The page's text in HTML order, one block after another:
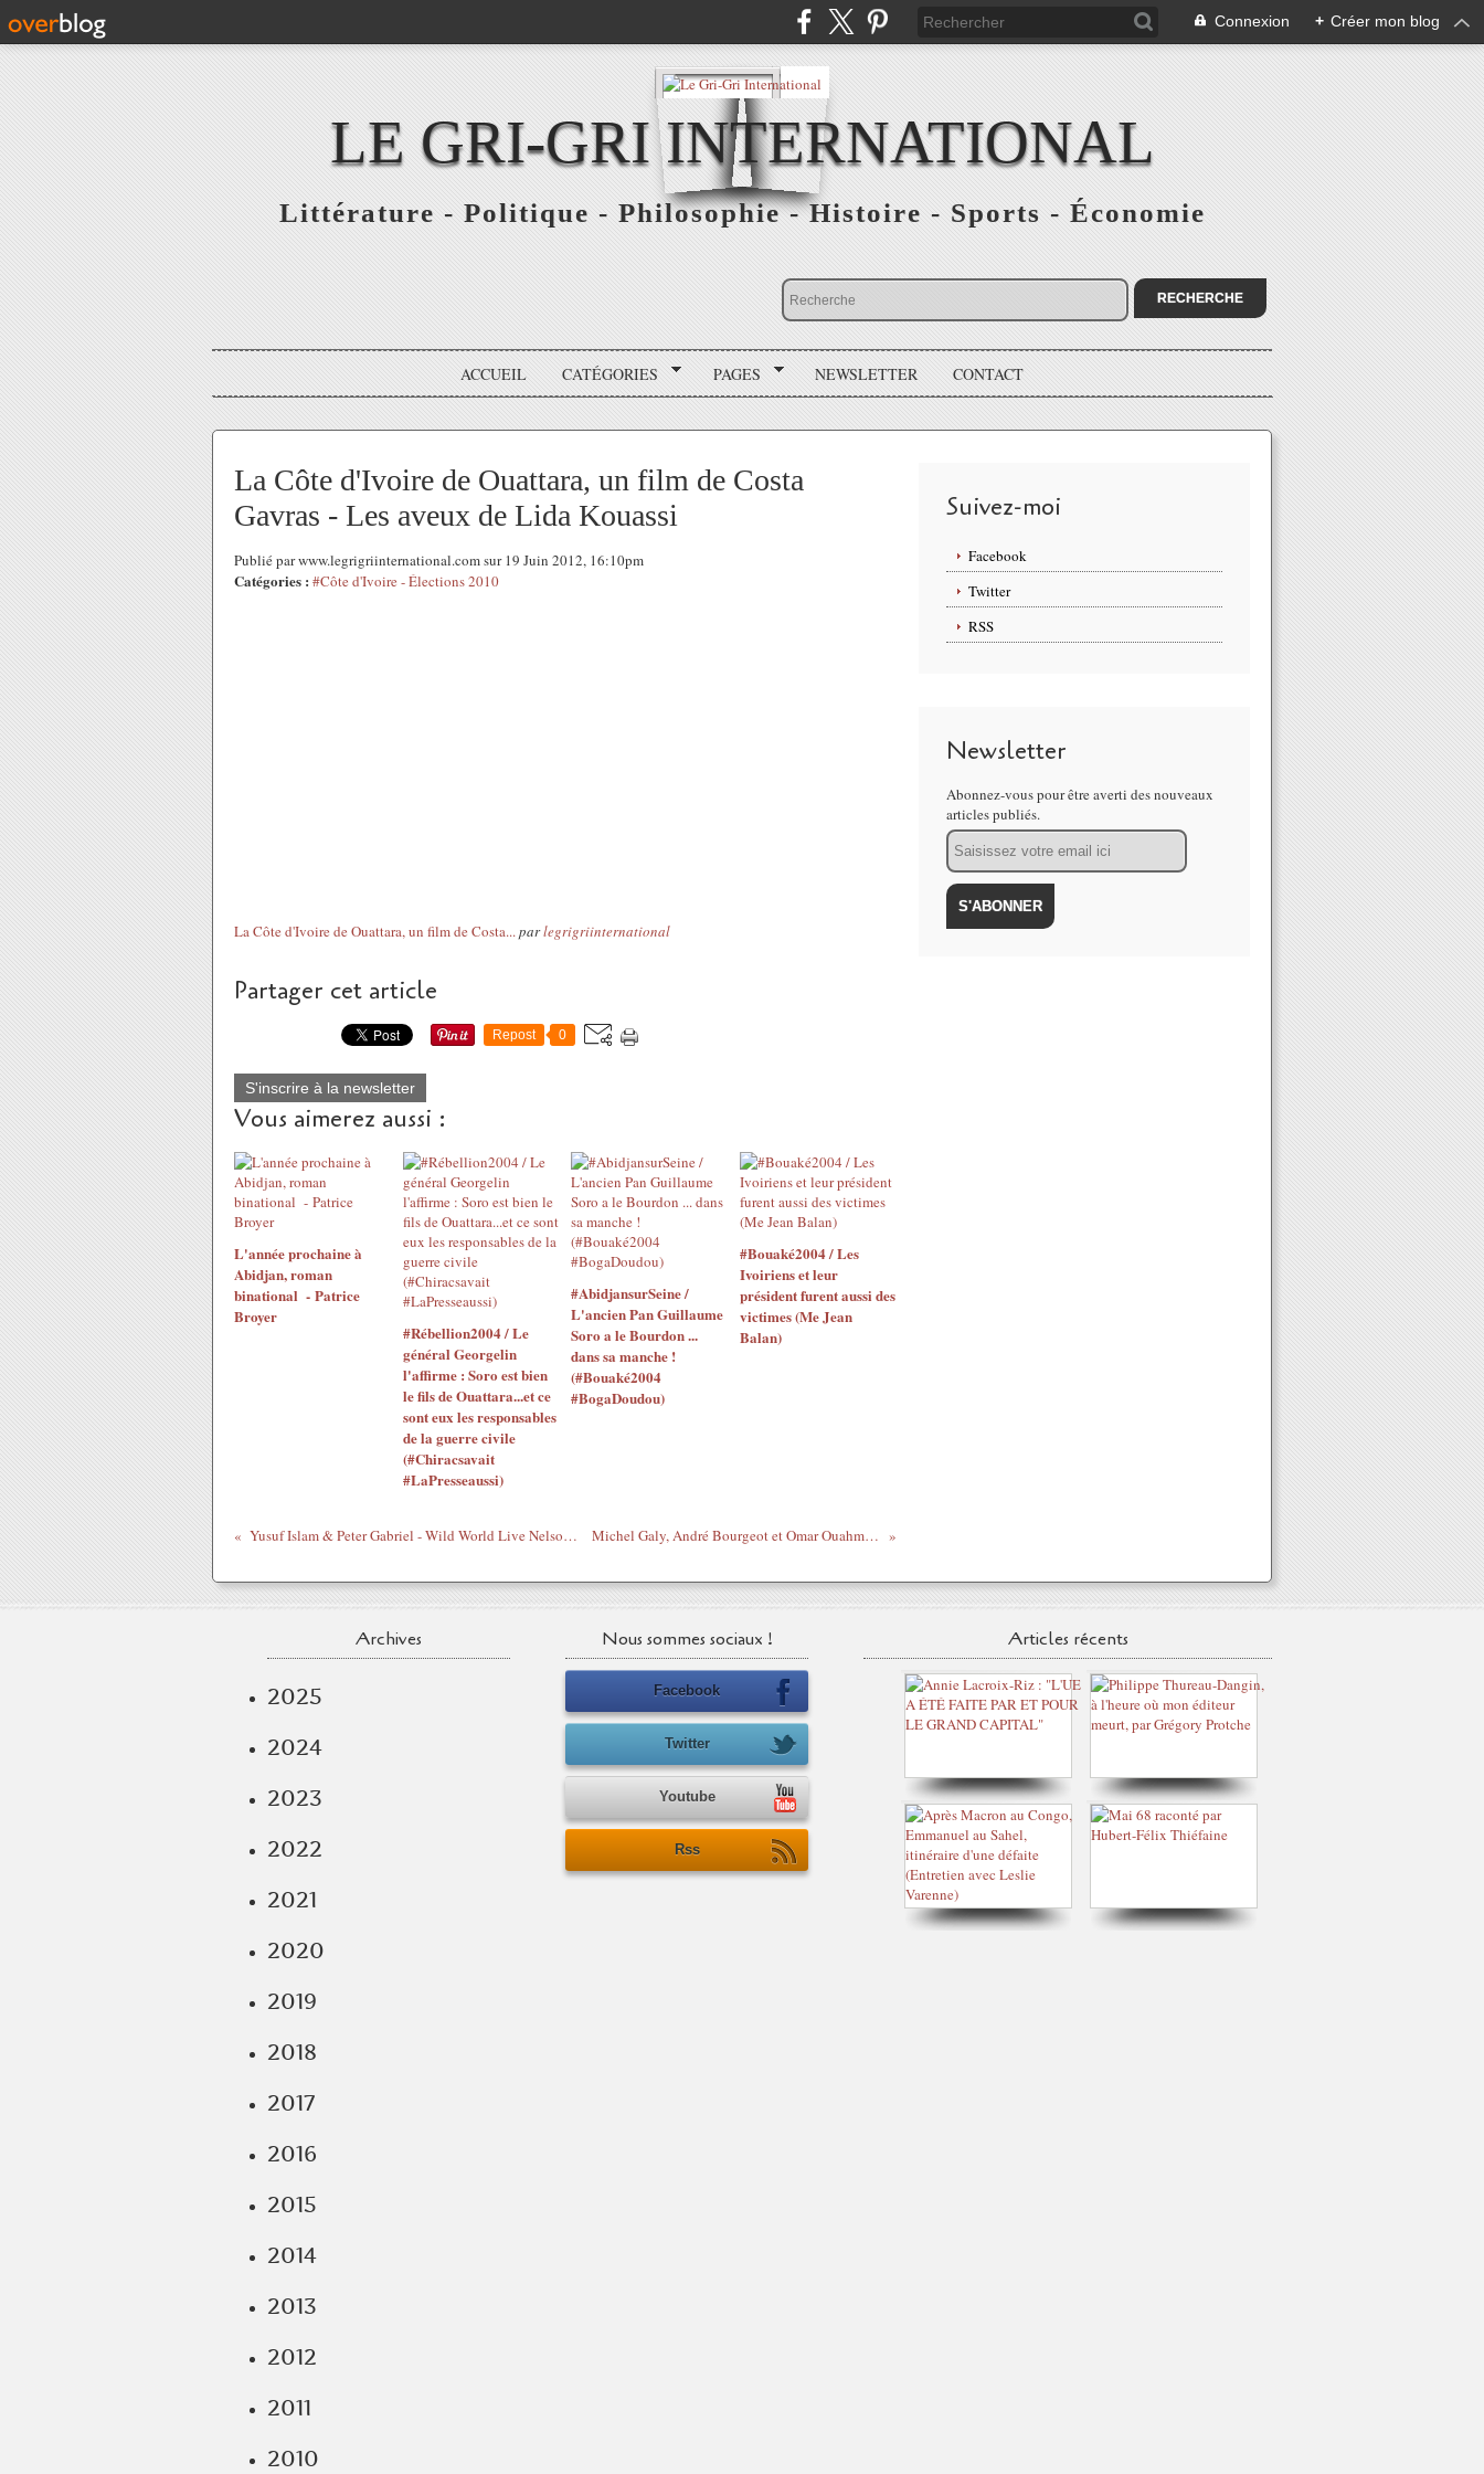
Connexion + Créer mon blog
LE GRI-GRI INTERNATIONAL
Littérature - Politique - Philosophie - Histoire - Sports - Économie
ACCUEIL CATÉGORIES PAGES NEWSLETTER CONTACT
La Côte d'Ivoire de Ouattara, un film de Costa
Gavras - Les aveux de Lida Kouassi
Publié par www.legrigriinternational.com sur 19 Juin 2012, 16:10pm
Catégories : #Côte d'Ivoire - Élections 2010
La Côte d'Ivoire de Ouattara, un film de Costa...parlegrigriinternational
Partager cet article
Repost 0
S'inscrire à la newsletter
Vous aimerez aussi :
L'année prochaine à
Abidjan, roman
binational - Patrice
Broyer
#Rébellion2004 / Le
général Georgelin
l'affirme : Soro est bien
le fils de Ouattara...et ce
sont eux les responsables
de la guerre civile
(#Chiracsavait
#LaPresseaussi)
#AbidjansurSeine /
L'ancien Pan Guillaume
Soro a le Bourdon ...
dans sa manche !
(#Bouaké2004
#BogaDoudou)
#Bouaké2004 / Les
Ivoiriens et leur
président furent aussi des
victimes (Me Jean
Balan)
Yusuf Islam & Peter Gabriel - Wild World Live Nelson Mandela's AIDS Day Concert Michel Galy, André Bourgeot et Omar Ouahmane sur le Mali - 6 juin 2012
Suivez-moi
Facebook
Twitter
RSS
Newsletter
Abonnez-vous pour être averti des nouveaux
articles publiés.
Email
Archives
2025
2024
2023
2022
2021
2020
2019
2018
2017
2016
2015
2014
2013
2012
2011
2010
Nous sommes sociaux !
Facebook
Twitter
Youtube
Rss
Articles récents